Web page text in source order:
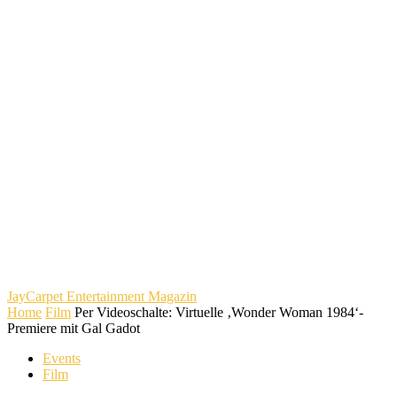
JayCarpet Entertainment Magazin
Home Film Per Videoschalte: Virtuelle ‚Wonder Woman 1984‘-
Premiere mit Gal Gadot
Events
Film